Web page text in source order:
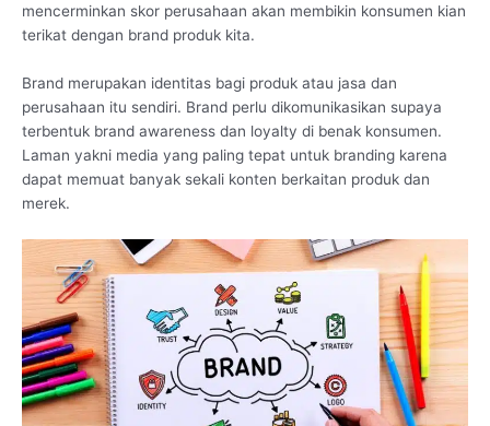
mencerminkan skor perusahaan akan membikin konsumen kian
terikat dengan brand produk kita.
Brand merupakan identitas bagi produk atau jasa dan
perusahaan itu sendiri. Brand perlu dikomunikasikan supaya
terbentuk brand awareness dan loyalty di benak konsumen.
Laman yakni media yang paling tepat untuk branding karena
dapat memuat banyak sekali konten berkaitan produk dan
merek.